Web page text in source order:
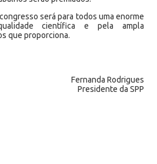
será para todos uma enorme
científica e pela ampla
que proporciona.
Fernanda Rodrigues
Presidente da SPP